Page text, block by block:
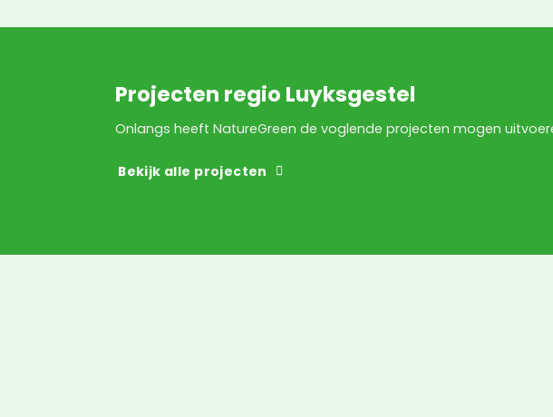
Projecten regio Luyksgestel
Onlangs heeft NatureGreen de voglende projecten mogen
Bekijk alle projecten